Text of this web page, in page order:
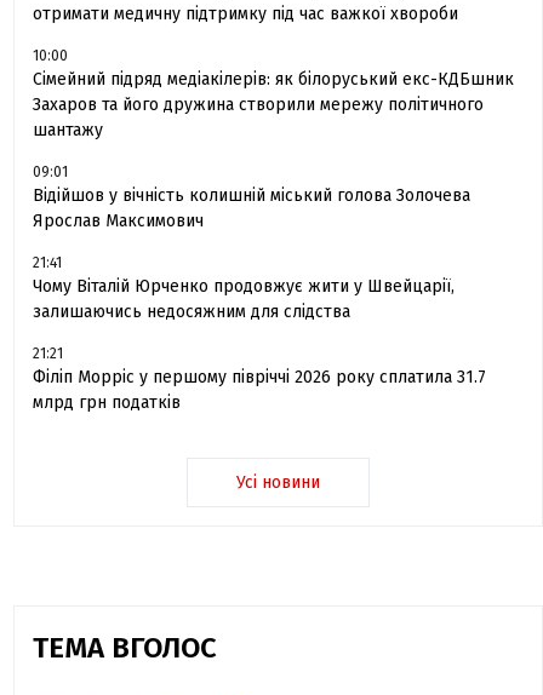
отримати медичну підтримку під час важкої хвороби
10:00
Сімейний підряд медіакілерів: як білоруський екс-КДБшник
Захаров та його дружина створили мережу політичного
шантажу
09:01
Відійшов у вічність колишній міський голова Золочева
Ярослав Максимович
21:41
Чому Віталій Юрченко продовжує жити у Швейцарії,
залишаючись недосяжним для слідства
21:21
Філіп Морріс у першому півріччі 2026 року сплатила 31.7
млрд грн податків
Усі новини
ТЕМА ВГОЛОС